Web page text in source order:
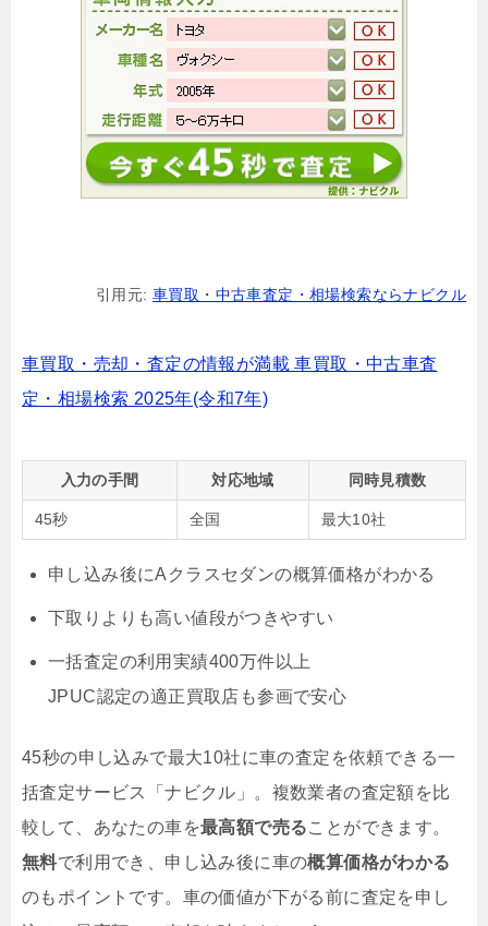
引用元: 車買取・中古車査定・相場検索ならナビクル
車買取・売却・査定の情報が満載 車買取・中古車査
定・相場検索 2025年(令和7年)
入力の手間 対応地域 同時見積数
45秒 全国 最大10社
申し込み後にAクラスセダンの概算価格がわかる
下取りよりも高い値段がつきやすい
一括査定の利用実績400万件以上
JPUC認定の適正買取店も参画で安心
45秒の申し込みで最大10社に車の査定を依頼できる一
括査定サービス「ナビクル」。複数業者の査定額を比
較して、あなたの車を最高額で売ることができます。
無料で利用でき、申し込み後に車の概算価格がわかる
のもポイントです。車の価値が下がる前に査定を申し